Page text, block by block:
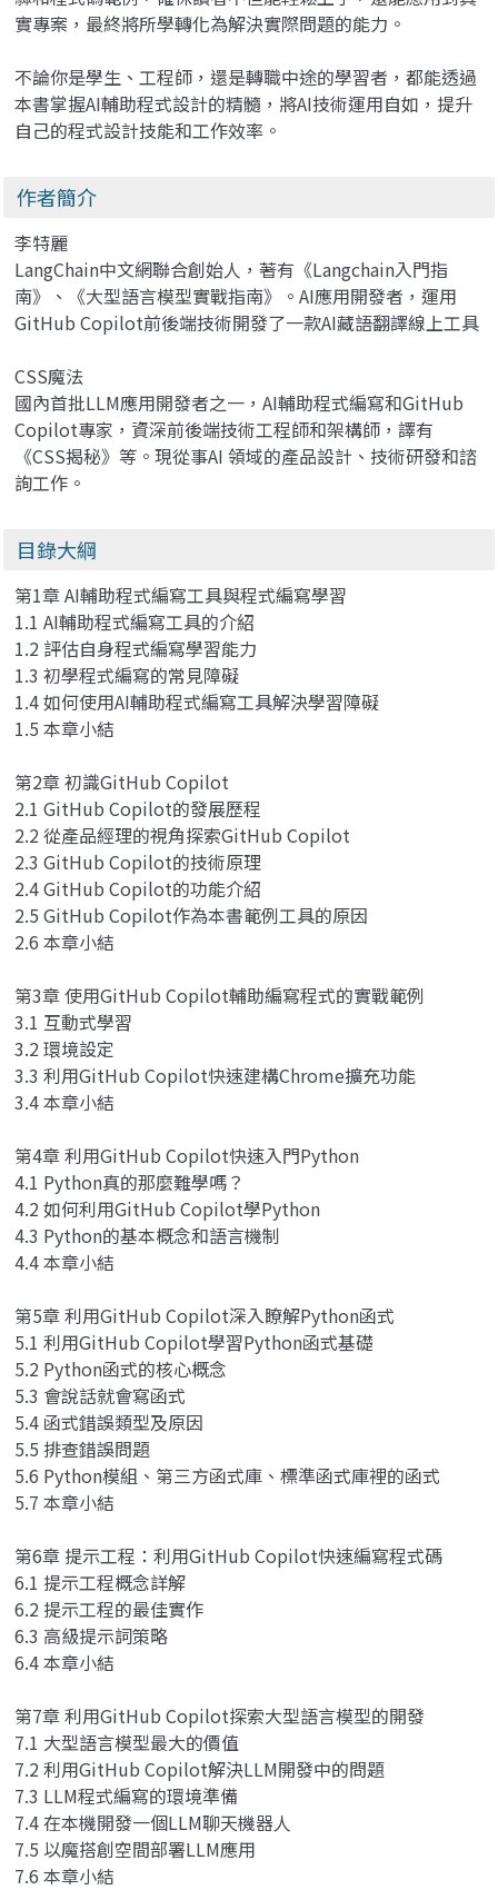
實專案，最終將所學轉化為解決實際問題的能力。
不論你是學生、工程師，還是轉職中途的學習者，都能透過
本書掌握AI輔助程式設計的精髓，將AI技術運用自如，提升
自己的程式設計技能和工作效率。
作者簡介
李特麗
LangChain中文網聯合創始人，著有《Langchain入門指
南》、《大型語言模型實戰指南》。AI應用開發者，運用
GitHub Copilot前後端技術開發了一款AI藏語翻譯線上工具
CSS魔法
國內首批LLM應用開發者之一，AI輔助程式編寫和GitHub
Copilot專家，資深前後端技術工程師和架構師，譯有
《CSS揭秘》等。現從事AI 領域的產品設計、技術研發和諮
詢工作。
目錄大綱
第1章 AI輔助程式編寫工具與程式編寫學習
1.1 AI輔助程式編寫工具的介紹
1.2 評估自身程式編寫學習能力
1.3 初學程式編寫的常見障礙
1.4 如何使用AI輔助程式編寫工具解決學習障礙
1.5 本章小結
第2章 初識GitHub Copilot
2.1 GitHub Copilot的發展歷程
2.2 從產品經理的視角探索GitHub Copilot
2.3 GitHub Copilot的技術原理
2.4 GitHub Copilot的功能介紹
2.5 GitHub Copilot作為本書範例工具的原因
2.6 本章小結
第3章 使用GitHub Copilot輔助編寫程式的實戰範例
3.1 互動式學習
3.2 環境設定
3.3 利用GitHub Copilot快速建構Chrome擴充功能
3.4 本章小結
第4章 利用GitHub Copilot快速入門Python
4.1 Python真的那麼難學嗎？
4.2 如何利用GitHub Copilot學Python
4.3 Python的基本概念和語言機制
4.4 本章小結
第5章 利用GitHub Copilot深入瞭解Python函式
5.1 利用GitHub Copilot學習Python函式基礎
5.2 Python函式的核心概念
5.3 會說話就會寫函式
5.4 函式錯誤類型及原因
5.5 排查錯誤問題
5.6 Python模組、第三方函式庫、標準函式庫裡的函式
5.7 本章小結
第6章 提示工程：利用GitHub Copilot快速編寫程式碼
6.1 提示工程概念詳解
6.2 提示工程的最佳實作
6.3 高級提示詞策略
6.4 本章小結
第7章 利用GitHub Copilot探索大型語言模型的開發
7.1 大型語言模型最大的價值
7.2 利用GitHub Copilot解決LLM開發中的問題
7.3 LLM程式編寫的環境準備
7.4 在本機開發一個LLM聊天機器人
7.5 以魔搭創空間部署LLM應用
7.6 本章小結